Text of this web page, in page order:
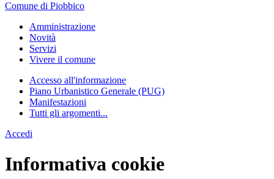
Comune di Piobbico
Amministrazione
Novità
Servizi
Vivere il comune
Accesso all'informazione
Piano Urbanistico Generale (PUG)
Manifestazioni
Tutti gli argomenti...
Accedi
Informativa cookie